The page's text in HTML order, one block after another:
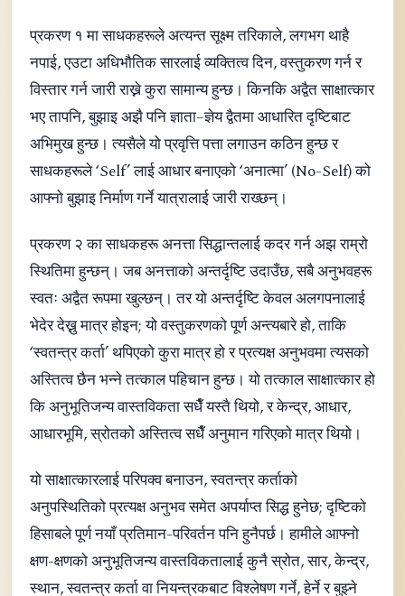
प्रकरण १ मा साधकहरूले अत्यन्त सूक्ष्म तरिकाले, लगभग थाहै
नपाई, एउटा अधिभौतिक सारलाई व्यक्तित्व दिन, वस्तुकरण गर्न र
विस्तार गर्न जारी राख्ने कुरा सामान्य हुन्छ। किनकि अद्वैत साक्षात्कार
भए तापनि, बुझाइ अझै पनि ज्ञाता–ज्ञेय द्वैतमा आधारित दृष्टिबाट
अभिमुख हुन्छ। त्यसैले यो प्रवृत्ति पत्ता लगाउन कठिन हुन्छ र
साधकहरूले ‘Self’ लाई आधार बनाएको ‘अनात्मा’ (No-Self) को
आफ्नो बुझाइ निर्माण गर्ने यात्रालाई जारी राख्छन्।
प्रकरण २ का साधकहरू अनत्ता सिद्धान्तलाई कदर गर्न अझ राम्रो
स्थितिमा हुन्छन्। जब अनत्ताको अन्तर्दृष्टि उदाउँछ, सबै अनुभवहरू
स्वतः अद्वैत रूपमा खुल्छन्। तर यो अन्तर्दृष्टि केवल अलगपनालाई
भेदेर देख्नु मात्र होइन; यो वस्तुकरणको पूर्ण अन्त्यबारे हो, ताकि
‘स्वतन्त्र कर्ता’ थपिएको कुरा मात्र हो र प्रत्यक्ष अनुभवमा त्यसको
अस्तित्व छैन भन्ने तत्काल पहिचान हुन्छ। यो तत्काल साक्षात्कार हो
कि अनुभूतिजन्य वास्तविकता सधैँ यस्तै थियो, र केन्द्र, आधार,
आधारभूमि, स्रोतको अस्तित्व सधैँ अनुमान गरिएको मात्र थियो।
यो साक्षात्कारलाई परिपक्व बनाउन, स्वतन्त्र कर्ताको
अनुपस्थितिको प्रत्यक्ष अनुभव समेत अपर्याप्त सिद्ध हुनेछ; दृष्टिको
हिसाबले पूर्ण नयाँ प्रतिमान-परिवर्तन पनि हुनैपर्छ। हामीले आफ्नो
क्षण-क्षणको अनुभूतिजन्य वास्तविकतालाई कुनै स्रोत, सार, केन्द्र,
स्थान, स्वतन्त्र कर्ता वा नियन्त्रकबाट विश्लेषण गर्ने, हेर्ने र बुझ्ने